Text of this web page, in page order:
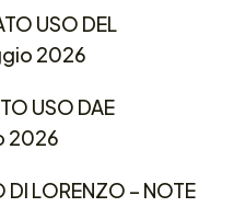
USO DEL
2026
USO DAE
2026
LORENZO – NOTE